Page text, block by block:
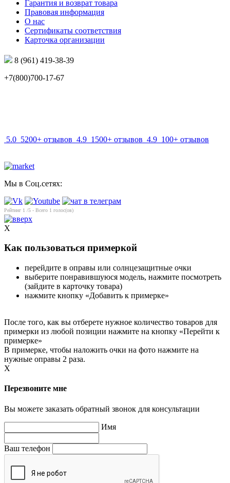
Гарантия и возврат товара
Правовая информация
О нас
Сертификаты соответствия
Карточка организации
8 (961) 419-38-39
+7(800)700-17-67
5.0 5200+ отзывов 4.9 1500+ отзывов 4.9 100+ отзывов
Мы в Соц.сетях:
Рейтинг 1 /5 - Всего 1 голос(ов)
X
Как пользоваться примеркой
перейдите в оправы или солнцезащитные очки
выберите понравившуюся модель, нажмите посмотреть
(зайдите в карточку товара)
нажмите кнопку «Добавить к примерке»
После того, как вы отберете нужное количество товаров для
примерки из любой позиции нажмите на кнопку «Перейти к
примерке»
В примерке, чтобы наложить очки на фото нажмите на
нужные оправы 2 раза.
X
Перезвоните мне
Вы можете заказать обратный звонок для консультации
Имя
Ваш телефон